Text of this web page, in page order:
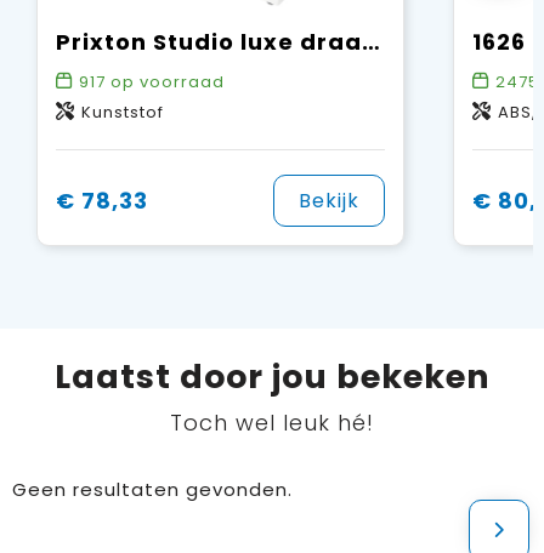
Prixton Studio luxe draaitafel en muziekspeler
917 op voorraad
Kunststof
€ 78,33 Bekijk
2475
ABS,
€
Laatst door jou bekeken
Toch wel leuk hé!
Geen resultaten gevonden.